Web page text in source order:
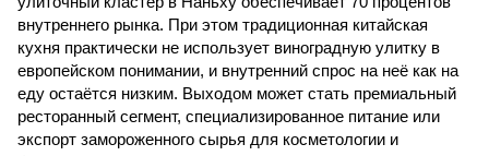
внутреннего рынка. При этом традиционная китайская
кухня практически не использует виноградную улитку в
европейском понимании, и внутренний спрос на неё как на
еду остаётся низким. Выходом может стать премиальный
ресторанный сегмент, специализированное питание или
экспорт замороженного сырья для косметологии и